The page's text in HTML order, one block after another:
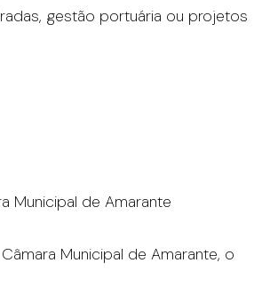
gestão portuária ou projetos
Municipal de Amarante
Municipal de Amarante, o